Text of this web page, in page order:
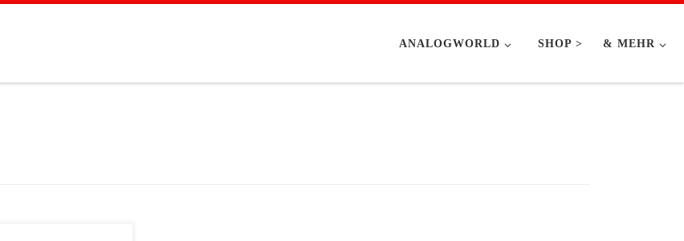
ANALOGWORLD SHOP > & MEHR